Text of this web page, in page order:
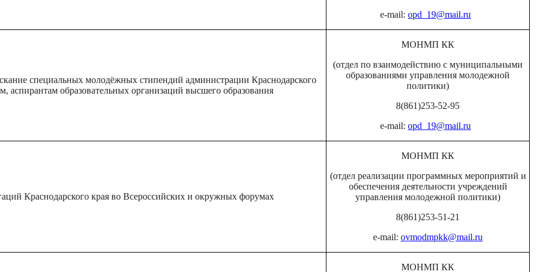
e-mail: opd_19@mail.ru
специальных молодёжных стипендий администрации Краснодарского
аспирантам образовательных организаций высшего образования
МОНМП КК
(отдел по взаимодействию с муниципальными
образованиями управления молодежной
политики)
8(861)253-52-95
e-mail: opd_19@mail.ru
Краснодарского края во Всероссийских и окружных форумах
МОНМП КК
(отдел реализации программных мероприятий и
обеспечения деятельности учреждений
управления молодежной политики)
8(861)253-51-21
e-mail: ovmodmpkk@mail.ru
МОНМП КК